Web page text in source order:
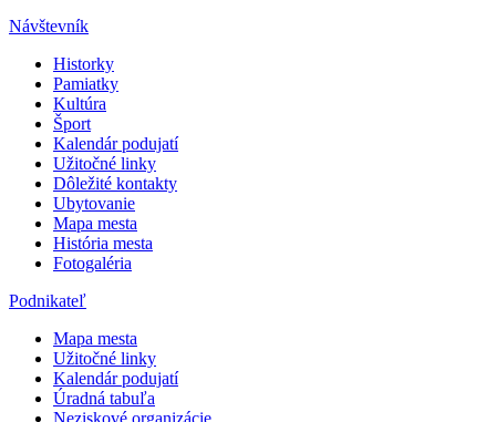
Návštevník
Historky
Pamiatky
Kultúra
Šport
Kalendár podujatí
Užitočné linky
Dôležité kontakty
Ubytovanie
Mapa mesta
História mesta
Fotogaléria
Podnikateľ
Mapa mesta
Užitočné linky
Kalendár podujatí
Úradná tabuľa